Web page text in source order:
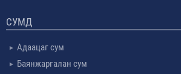
СУМД
Адаацаг сум
Баянжаргалан сум